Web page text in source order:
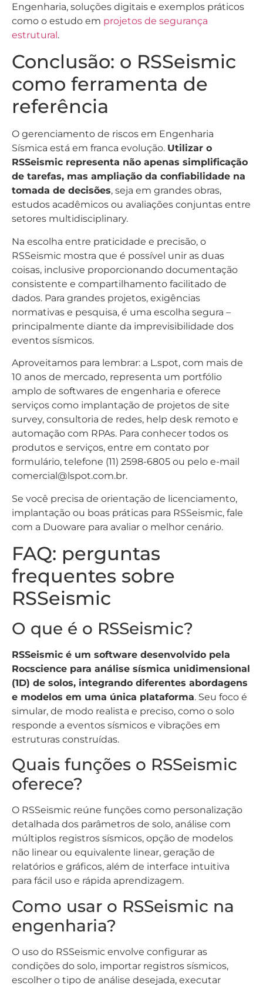
Engenharia, soluções digitais e exemplos práticos
como o estudo em projetos de segurança
estrutural.
Conclusão: o RSSeismic
como ferramenta de
referência
O gerenciamento de riscos em Engenharia
Sísmica está em franca evolução. Utilizar o
RSSeismic representa não apenas simplificação
de tarefas, mas ampliação da confiabilidade na
tomada de decisões, seja em grandes obras,
estudos acadêmicos ou avaliações conjuntas entre
setores multidisciplinary.
Na escolha entre praticidade e precisão, o
RSSeismic mostra que é possível unir as duas
coisas, inclusive proporcionando documentação
consistente e compartilhamento facilitado de
dados. Para grandes projetos, exigências
normativas e pesquisa, é uma escolha segura –
principalmente diante da imprevisibilidade dos
eventos sísmicos.
Aproveitamos para lembrar: a L.spot, com mais de
10 anos de mercado, representa um portfólio
amplo de softwares de engenharia e oferece
serviços como implantação de projetos de site
survey, consultoria de redes, help desk remoto e
automação com RPAs. Para conhecer todos os
produtos e serviços, entre em contato por
formulário, telefone (11) 2598-6805 ou pelo e-mail
comercial@lspot.com.br.
Se você precisa de orientação de licenciamento,
implantação ou boas práticas para RSSeismic, fale
com a Duoware para avaliar o melhor cenário.
FAQ: perguntas
frequentes sobre
RSSeismic
O que é o RSSeismic?
RSSeismic é um software desenvolvido pela
Rocscience para análise sísmica unidimensional
(1D) de solos, integrando diferentes abordagens
e modelos em uma única plataforma. Seu foco é
simular, de modo realista e preciso, como o solo
responde a eventos sísmicos e vibrações em
estruturas construídas.
Quais funções o RSSeismic
oferece?
O RSSeismic reúne funções como personalização
detalhada dos parâmetros de solo, análise com
múltiplos registros sísmicos, opção de modelos
não linear ou equivalente linear, geração de
relatórios e gráficos, além de interface intuitiva
para fácil uso e rápida aprendizagem.
Como usar o RSSeismic na
engenharia?
O uso do RSSeismic envolve configurar as
condições do solo, importar registros sísmicos,
escolher o tipo de análise desejada, executar